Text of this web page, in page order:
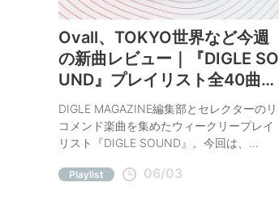
Ovall、TOKYO世界など今週
の新曲レビュー｜『DIGLE SO
UND』プレイリスト全40曲更
新
DIGLE MAGAZINE編集部とセレクターのリ
コメンド楽曲を集めたウィークリープレイ
リスト『DIGLE SOUND』。今回は、
「Machiawase feat. 中井環, 西蟹屋瑛 & 青
Playlist 06/03